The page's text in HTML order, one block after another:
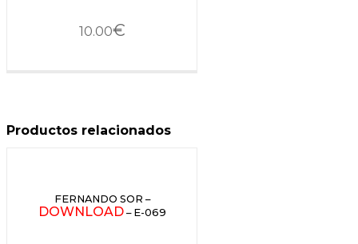
10.00€
Productos relacionados
FERNANDO SOR –
DOWNLOAD– E-069